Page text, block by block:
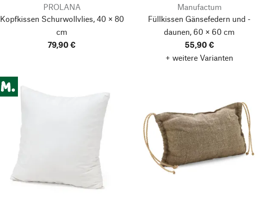
PROLANA
Kopfkissen Schurwollvlies, 40 × 80
cm
79,90 €
Manufactum
Füllkissen Gänsefedern und -
daunen, 60 × 60 cm
55,90 €
+ weitere Varianten